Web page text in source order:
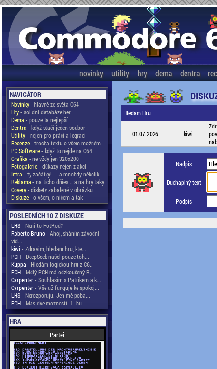
novinky utility hry dema dentra
NAVIGÁTOR
Novinky- hlavně ze světa C64
Hry- solidní databáze her
Dema - pouze ta nejlepší
Dentra - když stačí jeden soubor
Utility- nejen pro práci a legraci
Recenze- trocha textu o všem možném
PC Software- když to nejde na C64
Grafika - ne vždy jen 320x200
Fotogalerie- důkazy nejen z akcí
Intra - ty začátky! ... a mnohdy několik
Reklama - na ticho dňies .. a na hry taky
Covery- diskety zabalené v obrázku
Diskuze- o všem, o ničem a tak
POSLEDNÍCH 10 Z DISKUZE
LHS- Není to HotRod?
Roberto Bruno- Ahoj, sháním závodní
vid...
kiwi - Zdravim, hledam hru, kte...
PCH- DeepSeek našel pouze toh...
Kuppa - Hledám logickou hru z C6...
PCH- Mdlý PCH má odzkoušený R...
Carpenter- Souhlasím s Patrikem a k...
Carpenter- Vše už funguje ke spokoj...
LHS- Nerozporuju. Jen mě poba...
PCH- Mas dve moznosti. 1. bu...
HRA
Partei
Hledam Hru
01.07.2026 kiwi
Nadpis
Duchaplný text
Podpis